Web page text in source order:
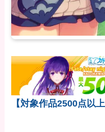
【対象作品2500点以